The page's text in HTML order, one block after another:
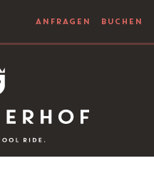
ANFRAGEN BUCHEN